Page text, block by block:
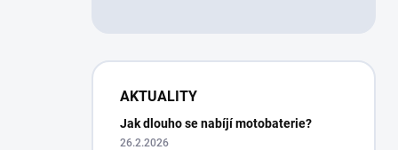
AKTUALITY
Jak dlouho se nabíjí motobaterie?
26.2.2026